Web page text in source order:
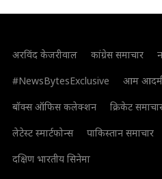
अरविंद केजरीवाल कांग्रेस समाचार
#NewsBytesExclusive
आम आदमी
बॉक्स ऑफिस कलेक्शन
क्रिकेट
लेटेस्ट स्मार्टफोन्स
पाकिस्तान समाचार
दक्षिण भारतीय सिनेमा